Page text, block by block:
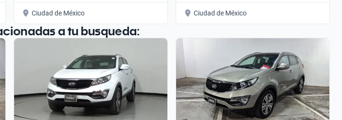
Ciudad de México Ciudad de México
a tu busqueda: